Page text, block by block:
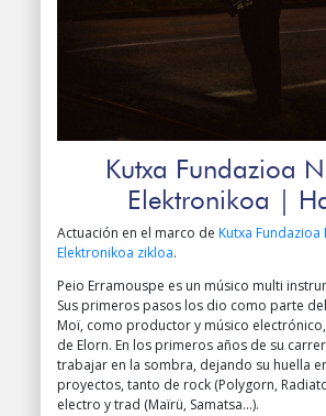
Kutxa Fundazioa
Elektronikoa |
Actuación en el marco deKutxa Fundazioa
Elektronikoa zikloa.
Peio Erramouspe es un músico multi
Sus primeros pasos los dio como parte
Moï, como productor y músico
de Elorn. En los primeros años de su
trabajar en la sombra, dejando su huella
proyectos, tanto de rock (Polygorn,
electro y trad (Maïrü, Samatsa…).